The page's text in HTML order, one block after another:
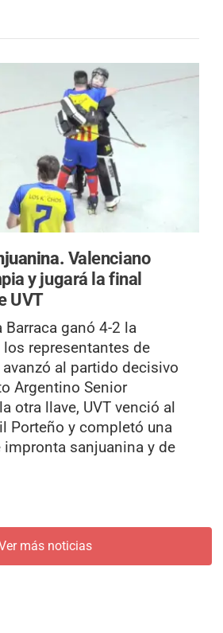
Valenciano
y jugará la final
UVT
Barraca ganó 4-2 la
representantes de
avanzó al partido decisivo
Argentino Senior
otra llave, UVT venció al
Porteño y completó una
sanjuanina y de
más noticias